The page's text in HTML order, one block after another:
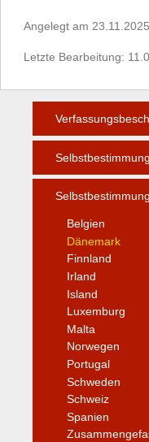
Angelegt am 23.11.2025
Letzte Bearbeitung:
Belgien
Dänemark
Finnland
Irland
Island
Luxemburg
Malta
Norwegen
Portugal
Schweden
Schweiz
Spanien